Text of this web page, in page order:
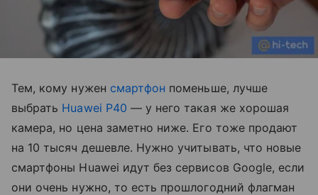
Тем, кому нужен смартфон поменьше, лучше
выбрать Huawei P40 — у него такая же хорошая
камера, но цена заметно ниже. Его тоже продают
на 10 тысяч дешевле. Нужно учитывать, что новые
смартфоны Huawei идут без сервисов Google, если
они очень нужно, то есть прошлогодний флагман